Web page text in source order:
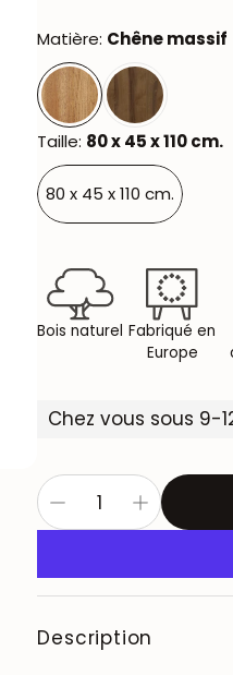
Matière: Chêne massif
Taille: 80 x 45 x 110 cm.
80 x 45 x 110 cm.
Bois naturel Fabriqué en
Europe
Chez vous sous 9-
Description